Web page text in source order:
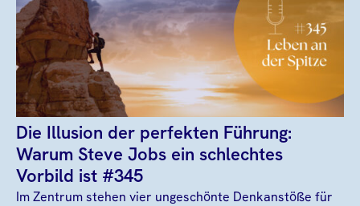
Die Illusion der perfekten Führung:
Warum Steve Jobs ein schlechtes
Vorbild ist #345
Im Zentrum stehen vier ungeschönte Denkanstöße für